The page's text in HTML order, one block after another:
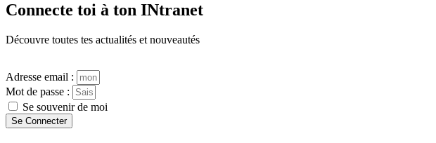
Connecte toi à ton INtranet
Découvre toutes tes actualités et nouveautés
Adresse email :
Mot de passe :
Se souvenir de moi
Se Connecter